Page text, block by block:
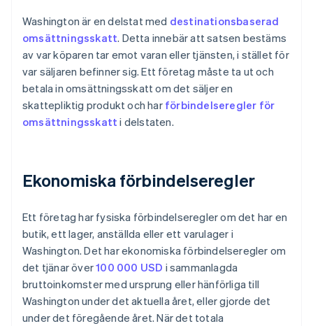
Washington är en delstat med destinationsbaserad
omsättningsskatt. Detta innebär att satsen bestäms
av var köparen tar emot varan eller tjänsten, i stället för
var säljaren befinner sig. Ett företag måste ta ut och
betala in omsättningsskatt om det säljer en
skattepliktig produkt och har förbindelseregler för
omsättningsskatt i delstaten.
Ekonomiska förbindelseregler
Ett företag har fysiska förbindelseregler om det har en
butik, ett lager, anställda eller ett varulager i
Washington. Det har ekonomiska förbindelseregler om
det tjänar över100 000 USD i sammanlagda
bruttoinkomster med ursprung eller hänförliga till
Washington under det aktuella året, eller gjorde det
under det föregående året. När det totala